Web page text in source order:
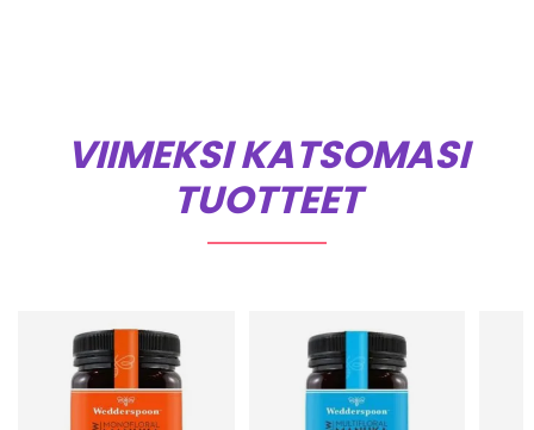
VIIMEKSI KATSOMASI
TUOTTEET